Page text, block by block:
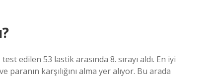
edilen 53 lastik arasında 8. sırayı aldı. En iyi
karşılığını alma yer alıyor. Bu arada